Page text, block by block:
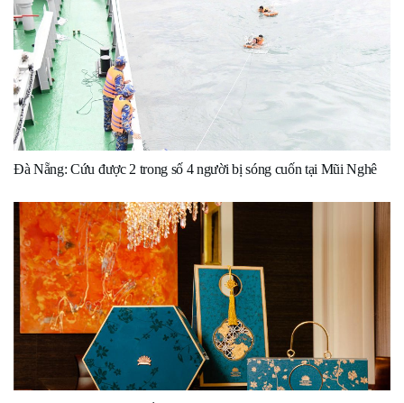
Đà Nẵng: Cứu được 2 trong số 4 người bị sóng cuốn tại Mũi Nghê